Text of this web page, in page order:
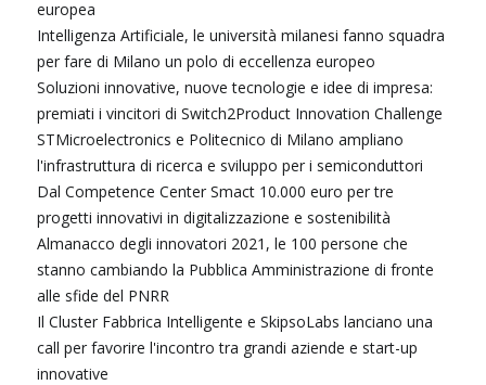
europea
Intelligenza Artificiale, le università milanesi fanno squadra
per fare di Milano un polo di eccellenza europeo
Soluzioni innovative, nuove tecnologie e idee di impresa:
premiati i vincitori di Switch2Product Innovation Challenge
STMicroelectronics e Politecnico di Milano ampliano
l'infrastruttura di ricerca e sviluppo per i semiconduttori
Dal Competence Center Smact 10.000 euro per tre
progetti innovativi in digitalizzazione e sostenibilità
Almanacco degli innovatori 2021, le 100 persone che
stanno cambiando la Pubblica Amministrazione di fronte
alle sfide del PNRR
Il Cluster Fabbrica Intelligente e SkipsoLabs lanciano una
call per favorire l'incontro tra grandi aziende e start-up
innovative